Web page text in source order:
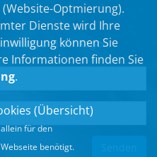
und der Region.
Optmierung).
Dienste wird Ihre
können Sie
Informationen finden Sie
.
(Übersicht)
für den
benötigt.